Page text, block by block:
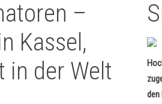
–
Kassel,
in der Welt
den